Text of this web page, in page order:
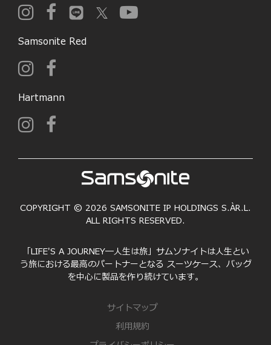
Samsonite Red
Hartmann
COPYRIGHT © 2026 SAMSONITE IP HOLDINGS S.ÀR.L.
ALL RIGHTS RESERVED.
「LIFE'S A JOURNEY―人生は旅」サムソナイトは人生とい
う旅における最高のパートナーとなる スーツケース、バッグ
を中心に製品を作り続けています。
サイトマップ
利用規約